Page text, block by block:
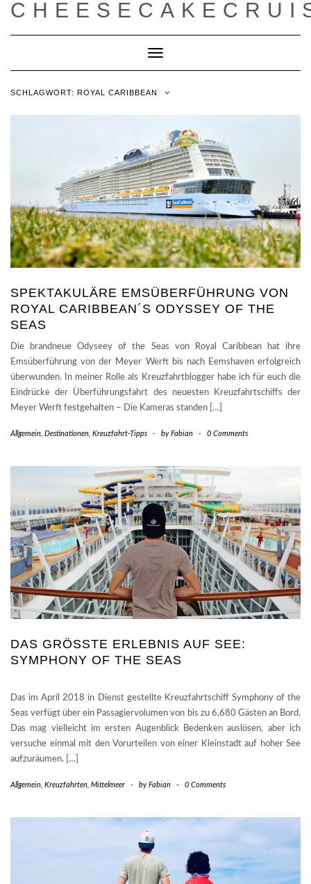
Toggle
SCHLAGWORT: ROYAL CARIBBEAN
SPEKTAKULÄRE EMSÜBERFÜHRUNG VON
ROYAL CARIBBEAN´S ODYSSEY OF THE
SEAS
Die brandneue Odyseey of the Seas von Royal Caribbean hat ihre
Emsüberführung von der Meyer Werft bis nach Eemshaven erfolgreich
überwunden. In meiner Rolle als Kreuzfahrtblogger habe ich für euch die
Eindrücke der Überführungsfahrt des neuesten Kreuzfahrtschiffs der
Meyer Werft festgehalten – Die Kameras standen […]
Allgemein Destinationen Kreuzfahrt-Tipps - byFabian - 0 Comments
DAS GRÖSSTE ERLEBNIS AUF SEE: S
YMPHONY OF THE SEAS
Das im April 2018 in Dienst gestellte Kreuzfahrtschiff Symphony of the
Seas verfügt über ein Passagiervolumen von bis zu 6,680 Gästen an Bord.
Das mag vielleicht im ersten Augenblick Bedenken auslösen, aber ich
versuche einmal mit den Vorurteilen von einer Kleinstadt auf hoher See
aufzuräumen. […]
Allgemein Kreuzfahrten Mittelmeer - byFabian - 0 Comments